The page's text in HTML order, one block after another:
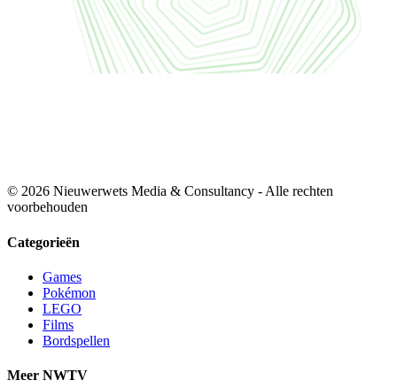
© 2026 Nieuwerwets Media & Consultancy - Alle rechten
voorbehouden
Categorieën
Games
Pokémon
LEGO
Films
Bordspellen
Meer NWTV